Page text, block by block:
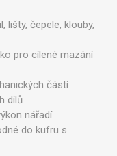
lišty, čepele, klouby,
pro cílené mazání
částí
dílů
nářadí
do kufru s